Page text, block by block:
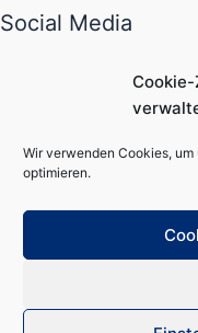
Wir verwenden Cookies,
optimieren.
Social Media